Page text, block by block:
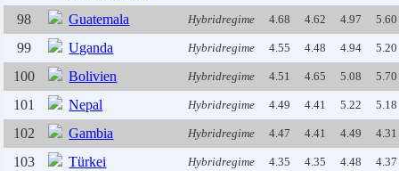
98 Guatemala Hybridregime 4.68 4.62 4.97 5.60
99 Uganda Hybridregime 4.55 4.48 4.94 5.20
100 Bolivien Hybridregime 4.51 4.65 5.08 5.70
101 Nepal Hybridregime 4.49 4.41 5.22 5.18
102 Gambia Hybridregime 4.47 4.41 4.49 4.31
103 Türkei Hybridregime 4.35 4.35 4.48 4.37